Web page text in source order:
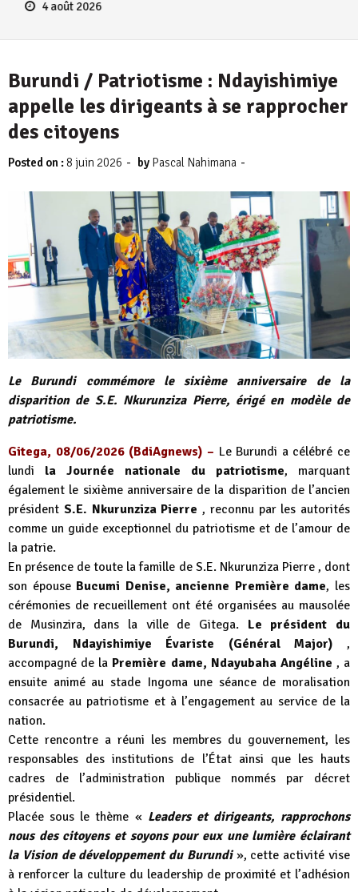
Burundi / Patriotisme : Ndayishimiye
appelle les dirigeants à se rapprocher
des citoyens
Posted on : 8 juin 2026 - by Pascal Nahimana -
Le Burundi commémore le sixième anniversaire de la
disparition de S.E. Nkurunziza Pierre, érigé en modèle de
patriotisme.
Gitega, 08/06/2026 (BdiAgnews) – Le Burundi a célébré ce
lundi la Journée nationale du patriotisme, marquant
également le sixième anniversaire de la disparition de l’ancien
président S.E. Nkurunziza Pierre , reconnu par les autorités
comme un guide exceptionnel du patriotisme et de l’amour de
la patrie.
En présence de toute la famille de S.E. Nkurunziza Pierre , dont
son épouse Bucumi Denise, ancienne Première dame, les
cérémonies de recueillement ont été organisées au mausolée
de Musinzira, dans la ville de Gitega. Le président du
Burundi, Ndayishimiye Évariste (Général Major) ,
accompagné de la Première dame, Ndayubaha Angéline , a
ensuite animé au stade Ingoma une séance de moralisation
consacrée au patriotisme et à l’engagement au service de la
nation.
Cette rencontre a réuni les membres du gouvernement, les
responsables des institutions de l’État ainsi que les hauts
cadres de l’administration publique nommés par décret
présidentiel.
Placée sous le thème « Leaders et dirigeants, rapprochons
nous des citoyens et soyons pour eux une lumière éclairant
la Vision de développement du Burundi», cette activité vise
à renforcer la culture du leadership de proximité et l’adhésion